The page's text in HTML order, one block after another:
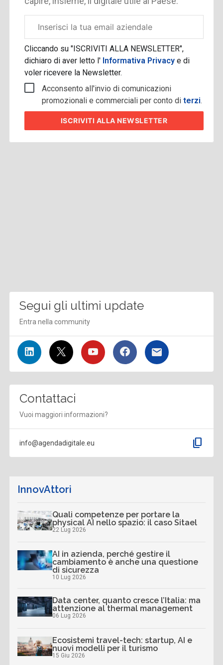
aziendale
Cliccando su "ISCRIVITI ALLA NEWSLETTER",
dichiaro di aver letto l' Informativa Privacye di
voler ricevere la Newsletter.
Acconsento all'invio di comunicazioni
promozionali e commerciali per conto diterzi.
ISCRIVITI ALLA NEWSLETTER
Segui gli ultimi update
Entra nella community
Contattaci
Vuoi maggiori informazioni?
info@agendadigitale.eu content_copy
InnovAttori
Quali competenze per portare la
physical AI nello spazio: il caso Sitael
22 Lug 2026
AI in azienda, perché gestire il
cambiamento è anche una questione
di sicurezza
10 Lug 2026
Data center, quanto cresce l’Italia: ma
attenzione al thermal management
06 Lug 2026
Ecosistemi travel-tech: startup, AI e
nuovi modelli per il turismo
15 Giu 2026